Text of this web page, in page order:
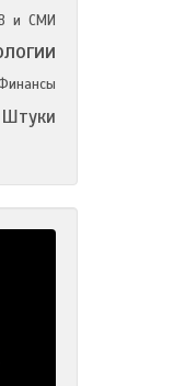
и СМИ
Штуки